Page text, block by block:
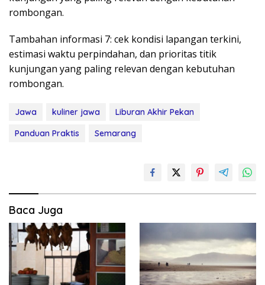
rombongan.
Tambahan informasi 7: cek kondisi lapangan terkini,
estimasi waktu perpindahan, dan prioritas titik
kunjungan yang paling relevan dengan kebutuhan
rombongan.
Jawa kuliner jawa
Liburan Akhir Pekan
Panduan Praktis
Semarang
Baca Juga